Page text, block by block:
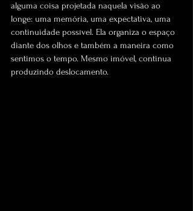
alguma coisa projetada naquela visão ao
longe: uma memória, uma expectativa, uma
continuidade possível. Ela organiza o espaço
diante dos olhos e também a maneira como
sentimos o tempo. Mesmo imóvel, continua
produzindo deslocamento.